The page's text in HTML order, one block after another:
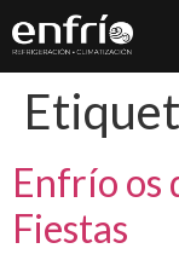
Enfrío os
Fiestas